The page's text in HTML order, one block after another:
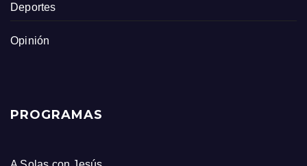
Deportes
Opinión
PROGRAMAS